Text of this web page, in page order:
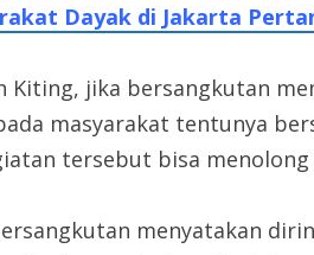
Dayak di Jakarta
Kiting, jika bersangkutan
masyarakat tentunya
tersebut bisa
menyatakan